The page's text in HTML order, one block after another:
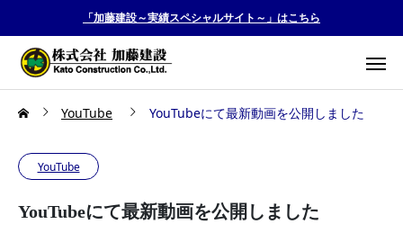
「加藤建設～実績スペシャルサイト～」はこちら
YouTube YouTubeにて最新動画を公開しました
YouTube
YouTubeにて最新動画を公開しました